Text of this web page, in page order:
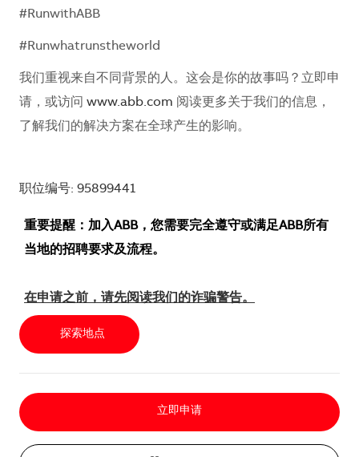
#RunwithABB
#Runwhatrunstheworld
我们重视来自不同背景的人。这会是你的故事吗？立即申
请，或访问 www.abb.com 阅读更多关于我们的信息，
了解我们的解决方案在全球产生的影响。
职位编号: 95899441
重要提醒：加入ABB，您需要完全遵守或满足ABB所有
当地的招聘要求及流程。
在申请之前，请先阅读我们的诈骗警告。
探索地点
立即申请